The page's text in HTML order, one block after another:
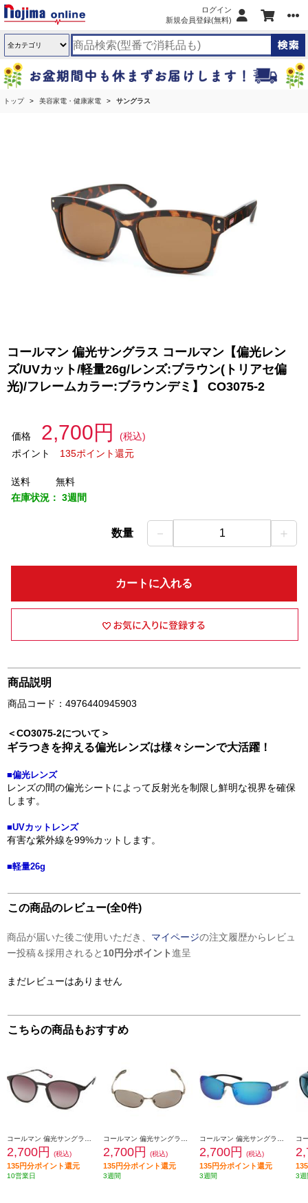
ログイン
新規会員登録(無料)
トップ 美容家電・健康家電 サングラス
コールマン 偏光サングラス コールマン【偏光レン
ズ/UVカット/軽量26g/レンズ:ブラウン(トリアセ偏
光)/フレームカラー:ブラウンデミ】 CO3075-2
価格 2,700円
(税込)
ポイント
135ポイント還元
送料
無料
在庫状況： 3週間
数量 － 1 ＋
カートに入れる
商品説明
商品コード：4976440945903
＜CO3075-2について＞
ギラつきを抑える偏光レンズは様々シーンで大活躍！
■偏光レンズ
レンズの間の偏光シートによって反射光を制限し鮮明な視界を確保
します。
■UVカットレンズ
有害な紫外線を99%カットします。
■軽量26g
この商品のレビュー(全0件)
商品が届いた後ご使用いただき、 マイページの注文履歴からレビュ
ー投稿＆採用されると 10円分ポイント進呈
まだレビューはありません
こちらの商品もおすすめ
2,700円 (税込)
135円分ポイント還元
10営業日
2,700円 (税込)
135円分ポイント還元
3週間
2,700円 (税込)
135円分ポイント還元
3週間 3週